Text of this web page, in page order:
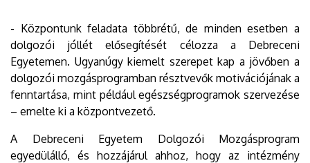
- Központunk feladata többrétű, de minden esetben a
dolgozói jóllét elősegítését célozza a Debreceni
Egyetemen. Ugyanúgy kiemelt szerepet kap a jövőben a
dolgozói mozgásprogramban résztvevők motivációjának a
fenntartása, mint például egészségprogramok szervezése
– emelte ki a központvezető.
A Debreceni Egyetem Dolgozói Mozgásprogram
egyedülálló, és hozzájárul ahhoz, hogy az intézmény